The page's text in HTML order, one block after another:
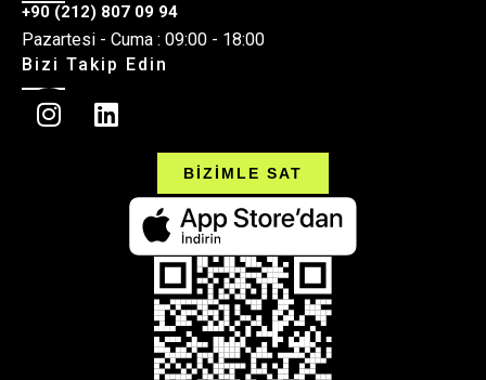
+90 (212) 807 09 94
Pazartesi - Cuma : 09:00 - 18:00
Bizi Takip Edin
BİZİMLE SAT